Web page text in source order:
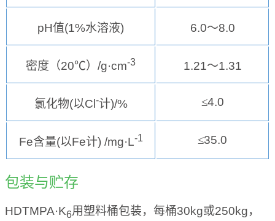
pH值(1%水溶液) 6.0～8.0
密度（20℃） /g·cm-3 1.21～1.31
氯化物(以Cl -计)/% ≤4.0
Fe含量(以Fe计) /mg·L-1 ≤35.0
包装与贮存
HDTMPA·K6用塑料桶包装，每桶30kg或250kg，